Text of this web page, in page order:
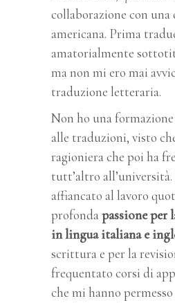
collaborazione con una
americana. Prima
amatorialmente
ma non mi ero mai
traduzione letteraria.
Non ho una
alle traduzioni, visto
ragioniera che poi ha
tutt’altro
affiancato al lavoro
profondapassione
in lingua italiana e
scrittura e per la
frequentato corsi di
che mi hanno